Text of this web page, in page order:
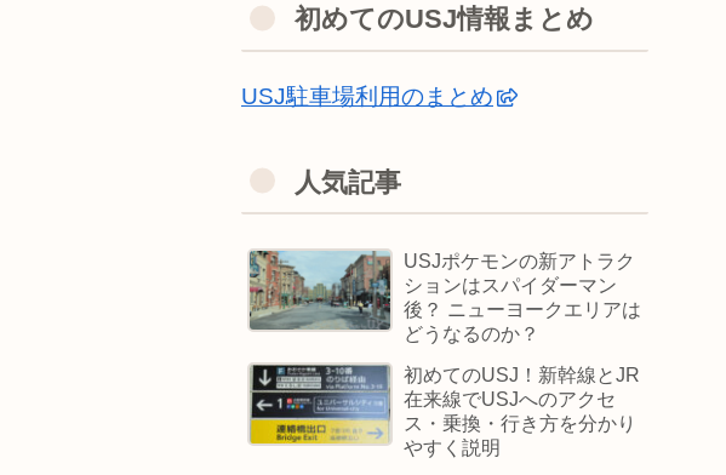
初めてのUSJ情報まとめ
USJ駐車場利用のまとめ
人気記事
USJポケモンの新アトラク
ションはスパイダーマン
後？ ニューヨークエリアは
どうなるのか？
初めてのUSJ！新幹線とJR
在来線でUSJへのアクセ
ス・乗換・行き方を分かり
やすく説明